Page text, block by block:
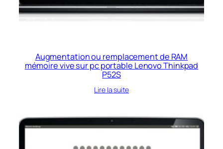
Augmentation ou remplacement de RAM
mémoire vive sur pc portable Lenovo Thinkpad
P52S
Lire la suite